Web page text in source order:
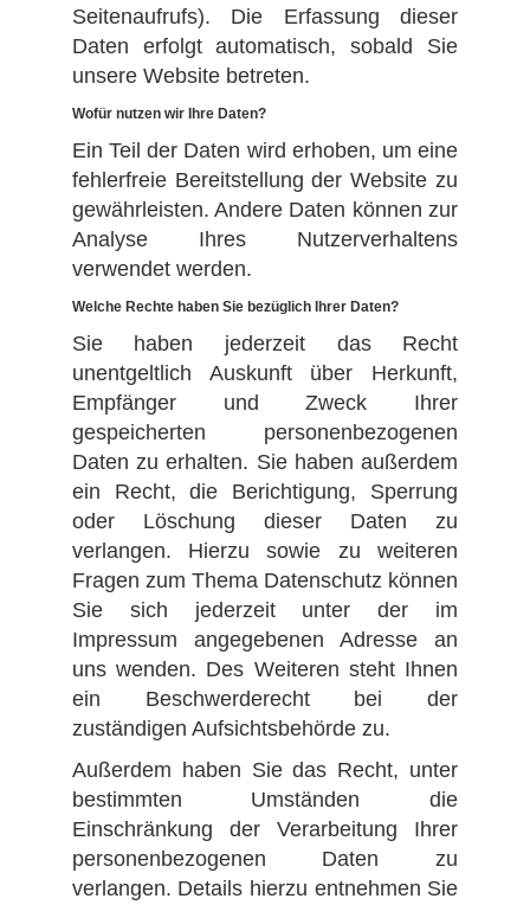
Seitenaufrufs). Die Erfassung dieser
Daten erfolgt automatisch, sobald Sie
unsere Website betreten.
Wofür nutzen wir Ihre Daten?
Ein Teil der Daten wird erhoben, um eine
fehlerfreie Bereitstellung der Website zu
gewährleisten. Andere Daten können zur
Analyse Ihres Nutzerverhaltens
verwendet werden.
Welche Rechte haben Sie bezüglich Ihrer Daten?
Sie haben jederzeit das Recht
unentgeltlich Auskunft über Herkunft,
Empfänger und Zweck Ihrer
gespeicherten personenbezogenen
Daten zu erhalten. Sie haben außerdem
ein Recht, die Berichtigung, Sperrung
oder Löschung dieser Daten zu
verlangen. Hierzu sowie zu weiteren
Fragen zum Thema Datenschutz können
Sie sich jederzeit unter der im
Impressum angegebenen Adresse an
uns wenden. Des Weiteren steht Ihnen
ein Beschwerderecht bei der
zuständigen Aufsichtsbehörde zu.
Außerdem haben Sie das Recht, unter
bestimmten Umständen die
Einschränkung der Verarbeitung Ihrer
personenbezogenen Daten zu
verlangen. Details hierzu entnehmen Sie